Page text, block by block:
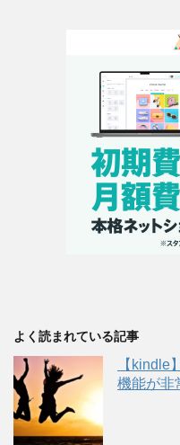
よく読まれている記事
【kindle
機能が非